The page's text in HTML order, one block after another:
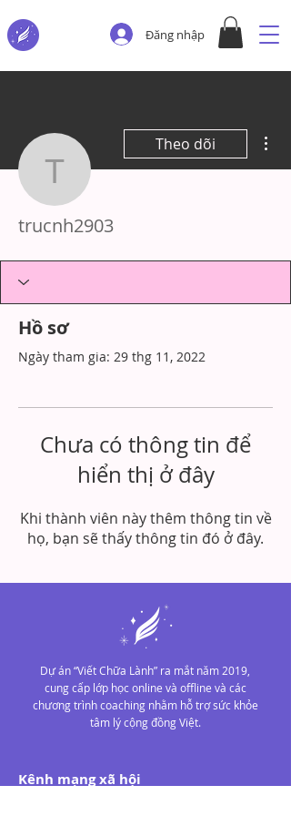
Đăng nhập
trucnh2903
Theo dõi
trucnh2903
Hồ sơ
Ngày tham gia: 29 thg 11, 2022
Chưa có thông tin để
hiển thị ở đây
Khi thành viên này thêm thông tin về
họ, bạn sẽ thấy thông tin đó ở đây.
Dự án “Viết Chữa Lành” ra mắt năm 2019,
cung cấp lớp học online và offline và các
chương trình coaching nhằm hỗ trợ sức khỏe
tâm lý cộng đồng Việt.
Kênh mạng xã hội